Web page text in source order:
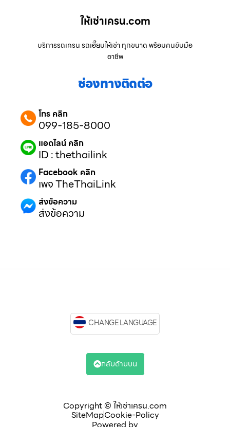
ให้เช่าเครน.com
บริการรถเครน รถเฮี๊ยบให้เช่า ทุกขนาด พร้อมคนขับมือ
อาชีพ
ช่องทางติดต่อ
โทร คลิก
099-185-8000
แอดไลน์ คลิก
ID : thethailink
Facebook คลิก
เพจ TheThaiLink
ส่งข้อความ
ส่งข้อความ
Copyright © ให้เช่าเครน.com
SiteMapCookie-Policy
CHANGE LANGUAGE
กลับด้านบน